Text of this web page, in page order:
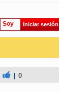
Soy Iniciar sesión
0